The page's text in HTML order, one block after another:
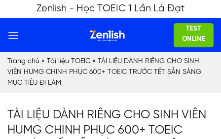
to
content
Zenlish - Học TOEIC 1 Lần Là Đạt
TEST
ONLINE
Trang chủ » Tài liệu TOEIC » TÀI LIỆU DÀNH RIÊNG CHO SINH
VIÊN HUMG CHINH PHỤC 600+ TOEIC TRƯỚC TẾT SẴN SÀNG
MỤC TIÊU ĐI LÀM
TÀI LIỆU DÀNH RIÊNG CHO SINH VIÊN
HUMG CHINH PHỤC 600+ TOEIC